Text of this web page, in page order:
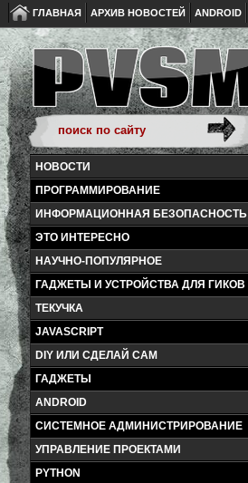
ГЛАВНАЯ АРХИВ НОВОСТЕЙ ANDROID
НОВОСТИ
ПРОГРАММИРОВАНИЕ
ИНФОРМАЦИОННАЯ БЕЗОПАСНОСТЬ
ЭТО ИНТЕРЕСНО
НАУЧНО-ПОПУЛЯРНОЕ
ГАДЖЕТЫ И УСТРОЙСТВА ДЛЯ ГИКОВ
ТЕКУЧКА
JAVASCRIPT
DIY ИЛИ СДЕЛАЙ САМ
ГАДЖЕТЫ
ANDROID
СИСТЕМНОЕ АДМИНИСТРИРОВАНИЕ
УПРАВЛЕНИЕ ПРОЕКТАМИ
PYTHON